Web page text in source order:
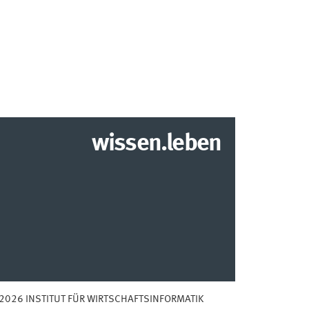
wissen.leben
INSTITUT FÜR WIRTSCHAFTSINFORMATIK